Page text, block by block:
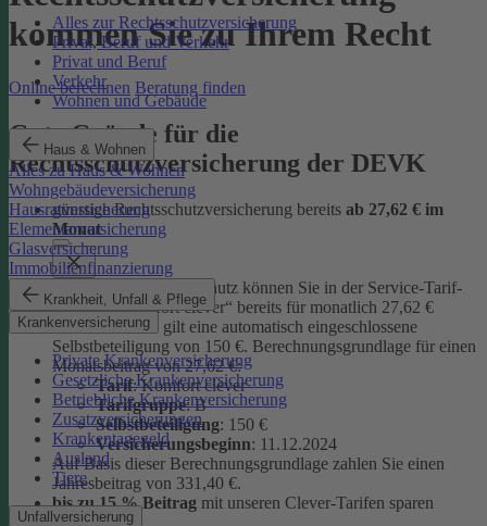
Alles zur Rechtsschutzversicherung
Privat, Beruf und Verkehr
Privat und Beruf
Verkehr
Wohnen und Gebäude
Haus & Wohnen
Alles zu Haus & Wohnen
Wohngebäudeversicherung
Hausratversicherung
Elementarversicherung
Glasversicherung
Immobilienfinanzierung
Krankheit, Unfall & Pflege
Krankenversicherung
Private Krankenversicherung
Gesetzliche Krankenversicherung
Betriebliche Krankenversicherung
Zusatzversicherungen
Krankentagegeld
Ausland
Tiere
Unfallversicherung
kommen Sie zu Ihrem Recht
Online berechnen Beratung finden
Gute Gründe für die
Rechtsschutzversicherung der DEVK
günstige Rechtsschutzversicherung bereits ab 27,62 € im
Monat
Unseren Privatrechtsschutz können Sie in der Service-Tarif-
Variante „Komfort clever“ bereits für monatlich 27,62 €
abschließen. Es gilt eine automatisch eingeschlossene
Selbstbeteiligung von 150 €. Berechnungsgrundlage für einen
Monatsbeitrag von 27,62 €:
Tarif: Komfort clever
Tarifgruppe: B
Selbstbeteiligung: 150 €
Versicherungsbeginn: 11.12.2024
Auf Basis dieser Berechnungsgrundlage zahlen Sie einen
Jahresbeitrag von 331,40 €.
bis zu 15 % Beitrag mit unseren Clever-Tarifen sparen